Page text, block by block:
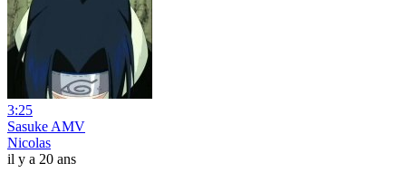
3:25
Sasuke AMV
Nicolas
il y a 20 ans